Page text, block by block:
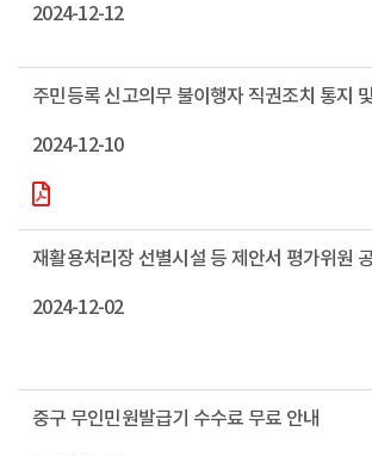
2024-12-12
주민등록 신고의무 불이행자 직권조치 통지
2024-12-10
재활용처리장 선별시설 등 제안서 평가위원
2024-12-02
중구 무인민원발급기 수수료 무료 안내